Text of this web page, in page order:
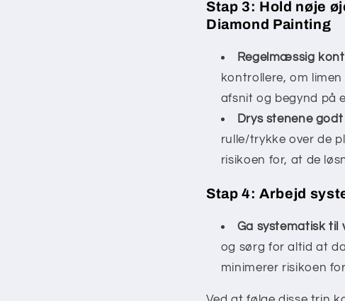
Stap 3: Hold nøje
Diamond Painting
Regelmæssig
kontrollere, om
afsnit og begynd på
Drys stenene
rulle/trykke over de
risikoen for, at de
Stap 4: Arbejd
Ga systematisk
og sørg for altid at
minimerer risikoen